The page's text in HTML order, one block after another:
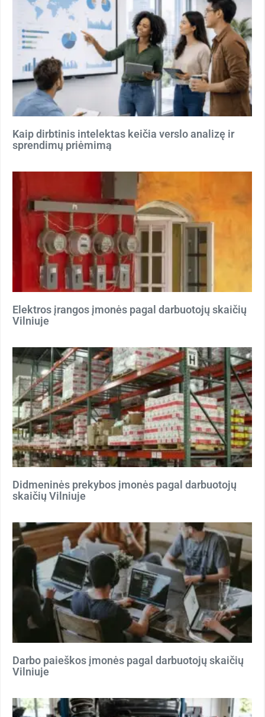
Kaip dirbtinis intelektas keičia verslo analizę ir
sprendimų priėmimą
Elektros įrangos įmonės pagal darbuotojų skaičių
Vilniuje
Didmeninės prekybos įmonės pagal darbuotojų
skaičių Vilniuje
Darbo paieškos įmonės pagal darbuotojų skaičių
Vilniuje